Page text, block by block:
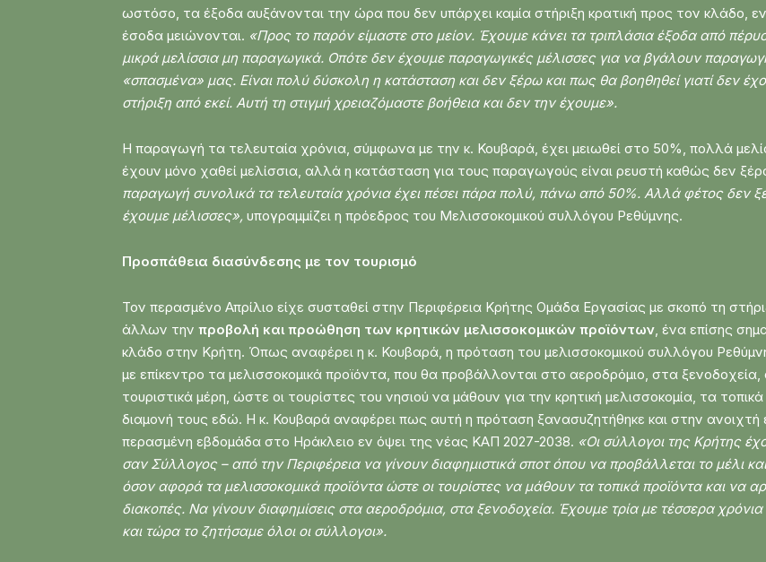
ωστόσο, τα έξοδα αυξάνονται την ώρα που δεν υπάρχει καμία στήριξη κρατική προς τον κλάδο,
έσοδα μειώνονται. «Προς το παρόν είμαστε στο μείον. Έχουμε κάνει τα τριπλάσια έξοδα από
μικρά μελίσσια μη παραγωγικά. Οπότε δεν έχουμε παραγωγικές μέλισσες για να βγάλουν
«σπασμένα» μας. Είναι πολύ δύσκολη η κατάσταση και δεν ξέρω και πως θα βοηθηθεί γιατί δεν
στήριξη από εκεί. Αυτή τη στιγμή χρειαζόμαστε βοήθεια και δεν την έχουμε».
Η παραγωγή τα τελευταία χρόνια, σύμφωνα με την κ. Κουβαρά, έχει μειωθεί στο 50%, πολλά
έχουν μόνο χαθεί μελίσσια, αλλά η κατάσταση για τους παραγωγούς είναι ρευστή καθώς δεν
παραγωγή συνολικά τα τελευταία χρόνια έχει πέσει πάρα πολύ, πάνω από 50%. Αλλά φέτος δεν
έχουμε μέλισσες», υπογραμμίζει η πρόεδρος του Μελισσοκομικού συλλόγου Ρεθύμνης.
Προσπάθεια διασύνδεσης με τον τουρισμό
Τον περασμένο Απρίλιο είχε συσταθεί στην Περιφέρεια Κρήτης Ομάδα Εργασίας με σκοπό τη
άλλων την προβολή και προώθηση των κρητικών μελισσοκομικών προϊόντων , ένα επίσης
κλάδο στην Κρήτη. Όπως αναφέρει η κ. Κουβαρά, η πρόταση του μελισσοκομικού συλλόγου
με επίκεντρο τα μελισσοκομικά προϊόντα, που θα προβάλλονται στο αεροδρόμιο, στα
τουριστικά μέρη, ώστε οι τουρίστες του νησιού να μάθουν για την κρητική μελισσοκομία, τα
διαμονή τους εδώ. Η κ. Κουβαρά αναφέρει πως αυτή η πρόταση ξανασυζητήθηκε και στην ανοιχτή
περασμένη εβδομάδα στο Ηράκλειο εν όψει της νέας ΚΑΠ 2027-2038. «Οι σύλλογοι της Κρήτης
σαν Σύλλογος – από την Περιφέρεια να γίνουν διαφημιστικά σποτ όπου να προβάλλεται το μέλι
όσον αφορά τα μελισσοκομικά προϊόντα ώστε οι τουρίστες να μάθουν τα τοπικά προϊόντα και να
διακοπές. Να γίνουν διαφημίσεις στα αεροδρόμια, στα ξενοδοχεία. Έχουμε τρία με τέσσερα
και τώρα το ζητήσαμε όλοι οι σύλλογοι».